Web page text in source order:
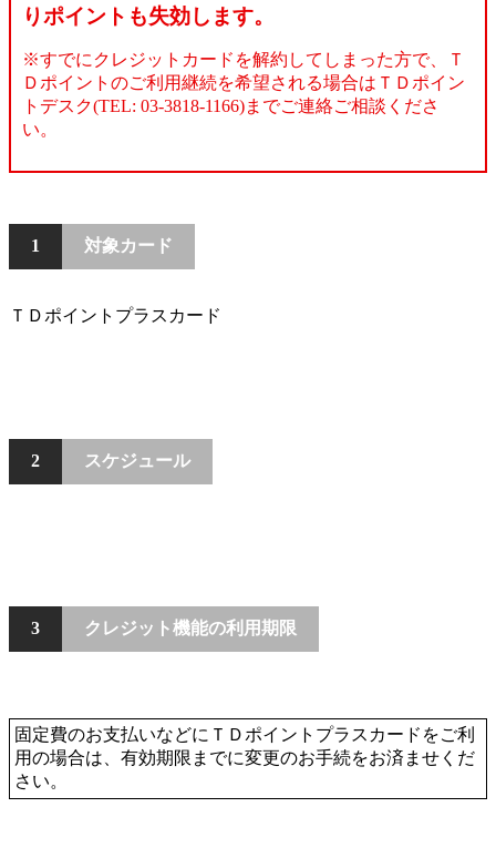
りポイントも失効します。
※すでにクレジットカードを解約してしまった方で、Ｔ
Ｄポイントのご利用継続を希望される場合はＴＤポイン
トデスク(TEL: 03-3818-1166)までご連絡ご相談くださ
い。
1 対象カード
ＴＤポイントプラスカード
2 スケジュール
3 クレジット機能の利用期限
固定費のお支払いなどにＴＤポイントプラスカードをご利
用の場合は、有効期限までに変更のお手続をお済ませくだ
さい。